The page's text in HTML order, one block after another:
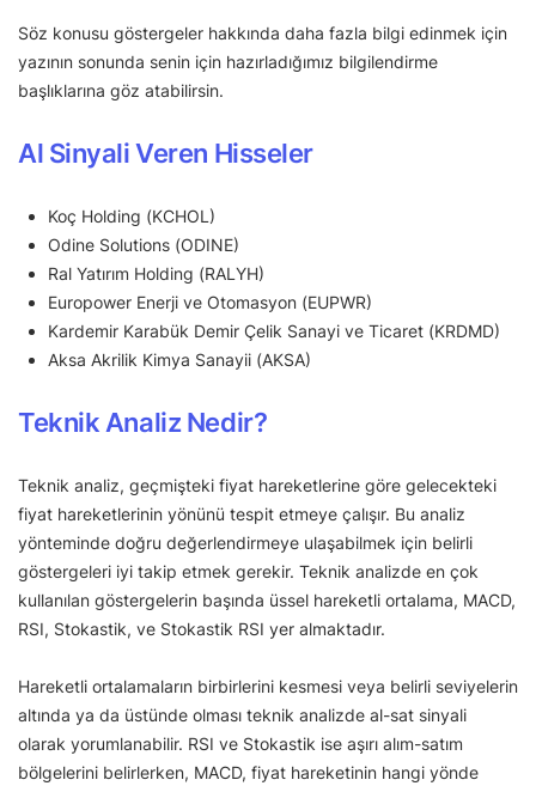
Söz konusu göstergeler hakkında daha fazla bilgi edinmek için
yazının sonunda senin için hazırladığımız bilgilendirme
başlıklarına göz atabilirsin.
Al Sinyali Veren Hisseler
Koç Holding (KCHOL)
Odine Solutions (ODINE)
Ral Yatırım Holding (RALYH)
Europower Enerji ve Otomasyon (EUPWR)
Kardemir Karabük Demir Çelik Sanayi ve Ticaret (KRDMD)
Aksa Akrilik Kimya Sanayii (AKSA)
Teknik Analiz Nedir?
Teknik analiz, geçmişteki fiyat hareketlerine göre gelecekteki
fiyat hareketlerinin yönünü tespit etmeye çalışır. Bu analiz
yönteminde doğru değerlendirmeye ulaşabilmek için belirli
göstergeleri iyi takip etmek gerekir. Teknik analizde en çok
kullanılan göstergelerin başında üssel hareketli ortalama, MACD,
RSI, Stokastik, ve Stokastik RSI yer almaktadır.
Hareketli ortalamaların birbirlerini kesmesi veya belirli seviyelerin
altında ya da üstünde olması teknik analizde al-sat sinyali
olarak yorumlanabilir. RSI ve Stokastik ise aşırı alım-satım
bölgelerini belirlerken, MACD, fiyat hareketinin hangi yönde